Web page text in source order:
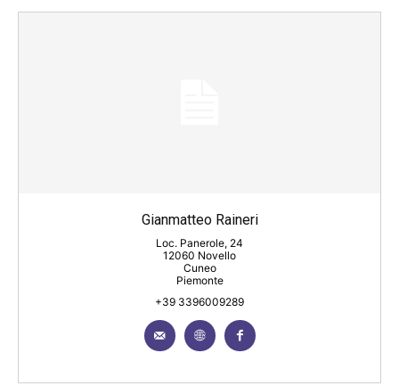
Gianmatteo Raineri
Loc. Panerole, 24
12060 Novello
Cuneo
Piemonte
+39 3396009289